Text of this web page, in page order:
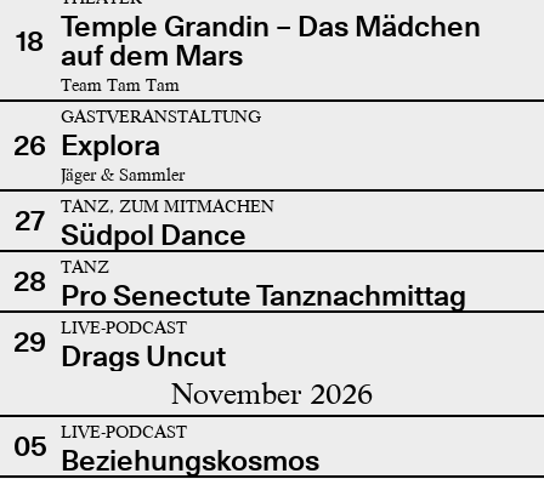
18 Temple Grandin – Das Mädchen
auf dem Mars
Team Tam Tam
26
GASTVERANSTALTUNG
Explora
Jäger & Sammler
27 TANZ, ZUM MITMACHEN
Südpol Dance
28
TANZ
Pro Senectute Tanznachmittag
29
LIVE-PODCAST
Drags Uncut
November 2026
05 LIVE-PODCAST
Beziehungskosmos